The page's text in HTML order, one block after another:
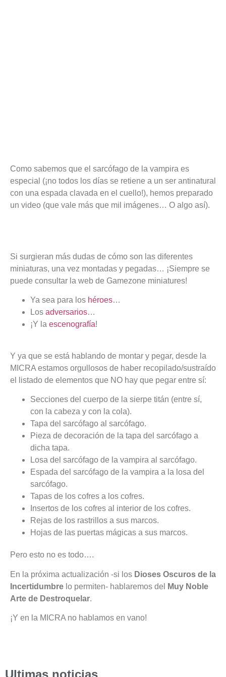
Como sabemos que el sarcófago de la vampira es
especial (¡no todos los días se retiene a un ser antinatural
con una espada clavada en el cuello!), hemos preparado
un video (que vale más que mil imágenes… O algo así).
Si surgieran más dudas de cómo son las diferentes
miniaturas, una vez montadas y pegadas… ¡Siempre se
puede consultar la web de Gamezone miniatures!
Ya sea para los héroes…
Los adversarios…
¡Y la escenografía!
Y ya que se está hablando de montar y pegar, desde la
MICRA estamos orgullosos de haber recopilado/sustraído
el listado de elementos que NO hay que pegar entre sí:
Secciones del cuerpo de la sierpe titán (entre sí,
con la cabeza y con la cola).
Tapa del sarcófago al sarcófago.
Pieza de decoración de la tapa del sarcófago a
dicha tapa.
Losa del sarcófago de la vampira al sarcófago.
Espada del sarcófago de la vampira a la losa del
sarcófago.
Tapas de los cofres a los cofres.
Insertos de los cofres al interior de los cofres.
Rejas de los rastrillos a sus marcos.
Hojas de las puertas mágicas a sus marcos.
Pero esto no es todo….
En la próxima actualización -si los Dioses Oscuros de la
Incertidumbre lo permiten- hablaremos del
Muy Noble
Arte de Destroquelar.
¡Y en la MICRA no hablamos en vano!